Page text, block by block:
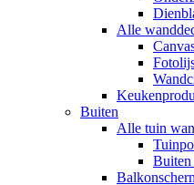
Alle
Buiten
Alle tuin
Buiten